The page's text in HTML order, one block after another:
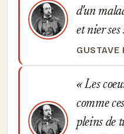
d'un
et nier ses
GUSTAVE
Les
comme
pleins de